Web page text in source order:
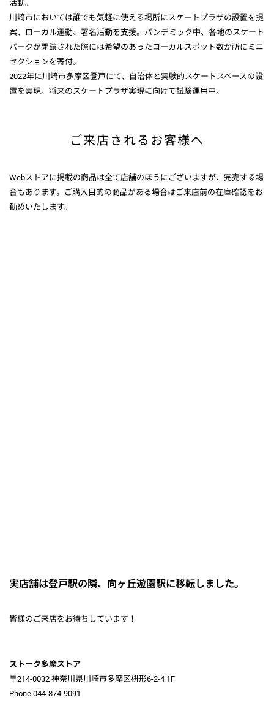
活動。
川崎市においては誰でも気軽に使える場所にスケートプラザの設置を提
案、ローカル運動、 署名活動を支援。パンデミック中、各地のスケート
パークが閉鎖された際には希望のあったローカルスポット数か所にミニ
セクションを寄付。
2022年に川崎市多摩区登戸にて、自治体と実験的スケートスペースの設
置を実現。将来のスケートプラザ実現に向けて試験運用中。
ご来店されるお客様へ
Webストアに掲載の商品は全て店舗のほうにございますが、完売する場
合もあります。ご購入目的の商品がある場合はご来店前の在庫確認をお
勧めいたします。
実店舗は登戸駅の隣、向ヶ丘遊園駅に移転しました。
皆様のご来店をお待ちしています！
ストーク多摩ストア
〒214-0032 神奈川県川崎市多摩区枡形6-2-4 1F
Phone 044-874-9091